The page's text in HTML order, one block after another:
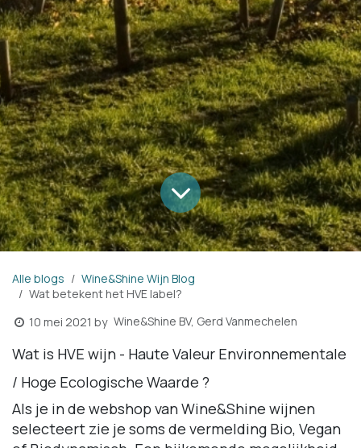
Alle blogs
Wine&Shine Wijn Blog
Wat betekent het HVE label?
10 mei 2021 by Wine&Shine BV, Gerd Vanmechelen
Wat is HVE wijn - Haute Valeur Environnementale
/ Hoge Ecologische Waarde ?
Als je in de webshop van Wine&Shine wijnen
selecteert zie je soms de vermelding Bio, Vegan